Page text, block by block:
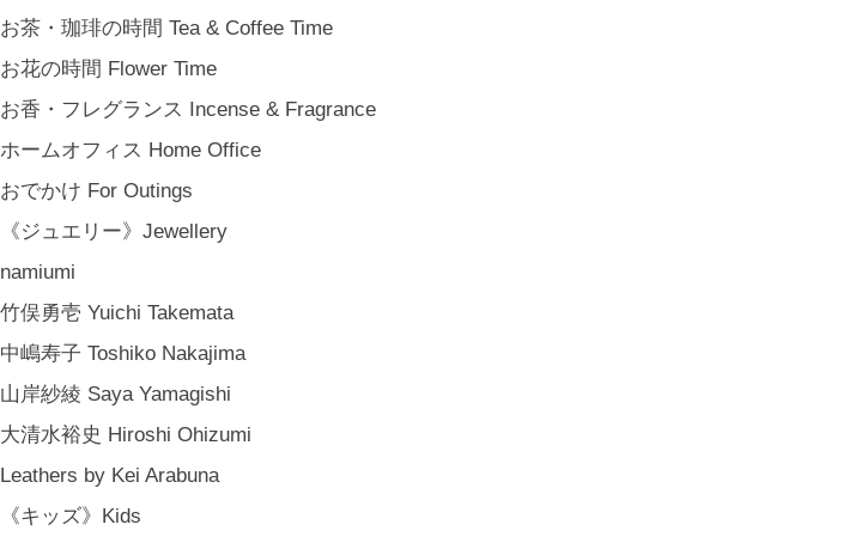
お茶・珈琲の時間 Tea & Coffee Time
お花の時間 Flower Time
お香・フレグランス Incense & Fragrance
ホームオフィス Home Office
おでかけ For Outings
《ジュエリー》Jewellery
namiumi
竹俣勇壱 Yuichi Takemata
中嶋寿子 Toshiko Nakajima
山岸紗綾 Saya Yamagishi
大清水裕史 Hiroshi Ohizumi
Leathers by Kei Arabuna
《キッズ》Kids
結婚祝い Wedding Gifts
結婚式の引出物 Wedding Favors
誕生日プレゼント Birthday Gifts
バレンタインデー Valentine's Day
夏 Summer
秋 Autumn
冬 Winter
《ご予約》Made to Order